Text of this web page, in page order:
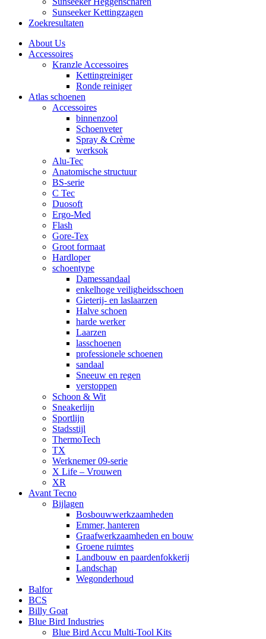
Sunseeker Kettingzagen
Zoekresultaten
About Us
Accessoires
Kranzle Accessoires
Kettingreiniger
Ronde reiniger
Atlas schoenen
Accessoires
binnenzool
Schoenveter
Spray & Crème
werksok
Alu-Tec
Anatomische structuur
BS-serie
C Tec
Duosoft
Ergo-Med
Flash
Gore-Tex
Groot formaat
Hardloper
schoentype
Damessandaal
enkelhoge veiligheidsschoen
Gieterij- en laslaarzen
Halve schoen
harde werker
Laarzen
lasschoenen
professionele schoenen
sandaal
Sneeuw en regen
verstoppen
Schoon & Wit
Sneakerlijn
Sportlijn
Stadsstijl
ThermoTech
TX
Werknemer 09-serie
X Life – Vrouwen
XR
Avant Tecno
Bijlagen
Bosbouwwerkzaamheden
Emmer, hanteren
Graafwerkzaamheden en bouw
Groene ruimtes
Landbouw en paardenfokkerij
Landschap
Wegonderhoud
Balfor
BCS
Billy Goat
Blue Bird Industries
Blue Bird Accu Multi-Tool Kits